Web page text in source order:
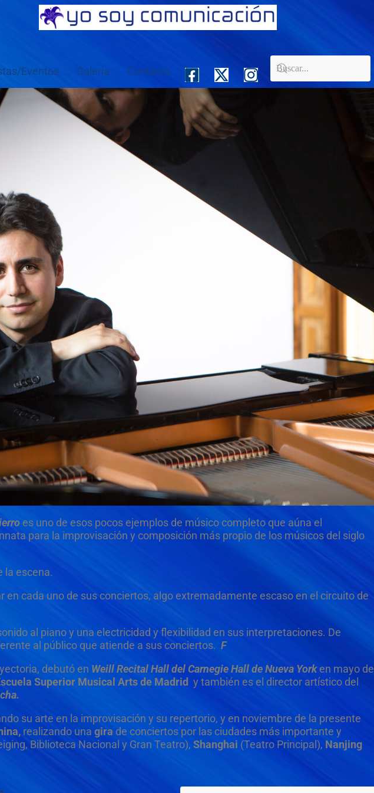
Eventos Galería Contacto
es uno de esos pocos ejemplos de músico completo que aúna el
para la improvisación y composición más propio de los músicos del siglo
la escena.
en cada uno de sus conciertos, algo extremadamente escaso en el circuito de
al piano y una electricidad y flexibilidad en sus interpretaciones. De
al público que atiende a sus conciertos. F
debutó en Weill Recital Hall del Carnegie Hall de Nueva Yorken mayo de
Superior Musical Arts de Madrid y también es el director artístico del
su arte en la improvisación y su repertorio, y en noviembre de la presente
realizando una gira de conciertos por las ciudades más importante y
Biblioteca Nacional y Gran Teatro), Shanghai (Teatro Principal), Nanjing